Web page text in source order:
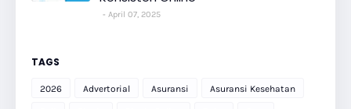
April 07, 2025
TAGS
2026 Advertorial Asuransi Asuransi Kesehatan